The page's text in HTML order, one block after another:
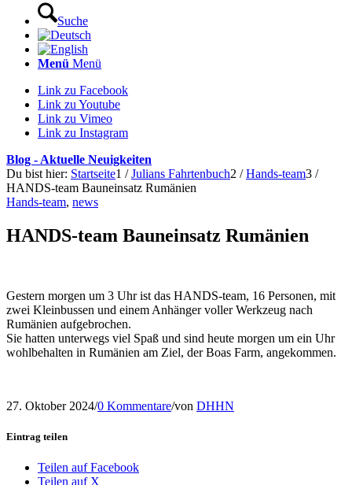
Suche
Menü Menü
Link zu Facebook
Link zu Youtube
Link zu Vimeo
Link zu Instagram
Blog - Aktuelle Neuigkeiten
Du bist hier: Startseite1 / Julians Fahrtenbuch2 / Hands-team3 /
HANDS-team Bauneinsatz Rumänien
Hands-team, news
HANDS-team Bauneinsatz Rumänien
Gestern morgen um 3 Uhr ist das HANDS-team, 16 Personen, mit
zwei Kleinbussen und einem Anhänger voller Werkzeug nach
Rumänien aufgebrochen.
Sie hatten unterwegs viel Spaß und sind heute morgen um ein Uhr
wohlbehalten in Rumänien am Ziel, der Boas Farm, angekommen.
27. Oktober 2024/0 Kommentare/von DHHN
Eintrag teilen
Teilen auf Facebook
Teilen auf X